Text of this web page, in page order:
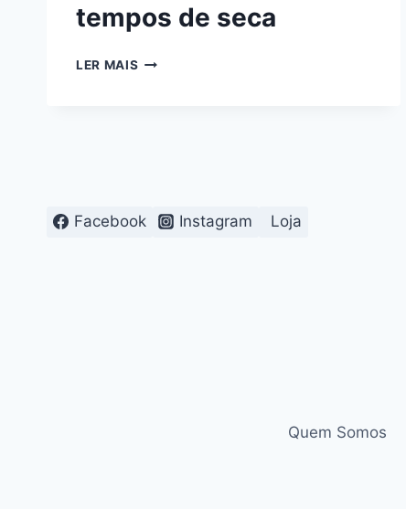
tempos de seca
LER MAIS SUCULENTAS
SECA
Facebook Instagram Loja
Quem Somos